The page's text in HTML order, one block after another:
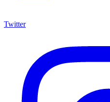
Twitter